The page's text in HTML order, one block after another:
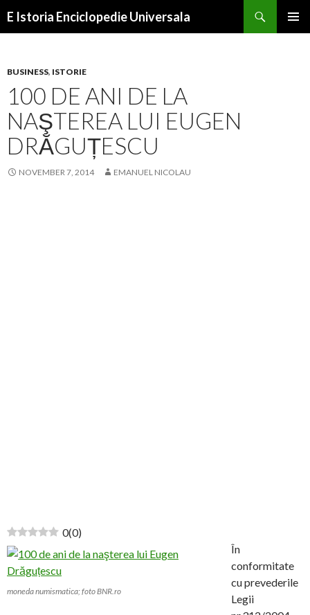
E Istoria Enciclopedie Universala
BUSINESS, ISTORIE
100 DE ANI DE LA
NAŞTEREA LUI EUGEN
DRĂGUȚESCU
NOVEMBER 7, 2014 EMANUEL NICOLAU
0(0)
moneda numismatica; foto BNR.ro
În
conformitate
cu prevederile
Legii